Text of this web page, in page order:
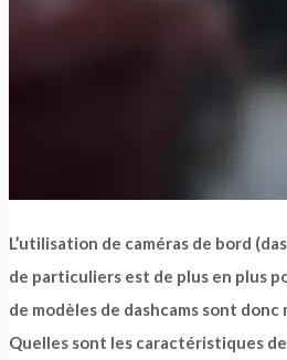
L’utilisation de caméras de bord
de particuliers est de plus en plus
de modèles de dashcams sont donc
Quelles sont les caractéristiques de